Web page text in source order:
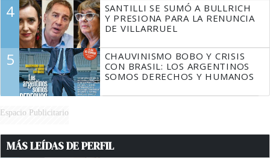
4
SANTILLI SE SUMÓ A BULLRICH
Y PRESIONA PARA LA RENUNCIA
DE VILLARRUEL
5
CHAUVINISMO BOBO Y CRISIS
CON BRASIL: LOS ARGENTINOS
SOMOS DERECHOS Y HUMANOS
Espacio Publicitario
MÁS LEÍDAS DE PERFIL